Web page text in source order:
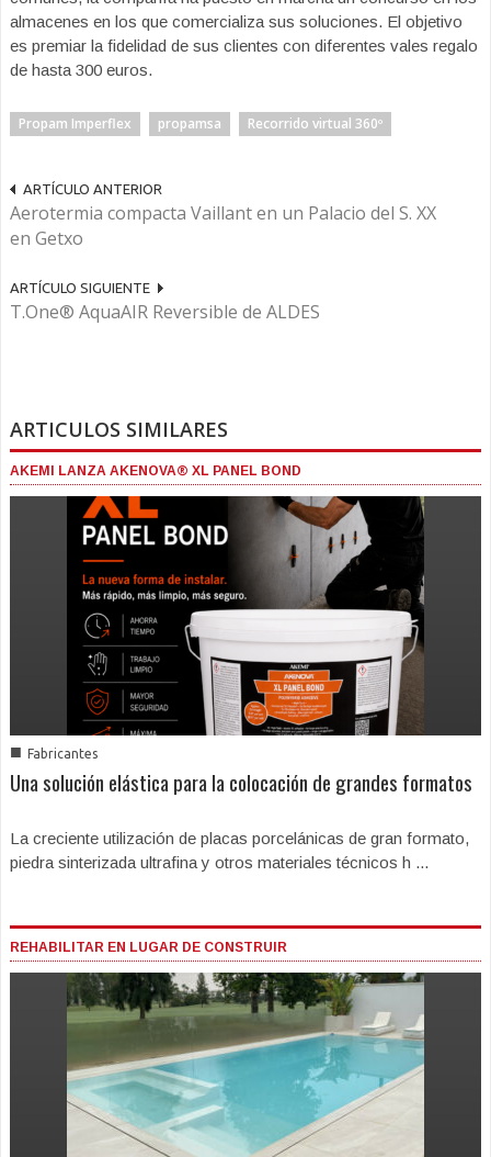
almacenes en los que comercializa sus soluciones. El objetivo
es premiar la fidelidad de sus clientes con diferentes vales regalo
de hasta 300 euros.
Propam Imperflex propamsa Recorrido virtual 360º
ARTÍCULO ANTERIOR
Aerotermia compacta Vaillant en un Palacio del S. XX
en Getxo
ARTÍCULO SIGUIENTE
T.One® AquaAIR Reversible de ALDES
ARTICULOS SIMILARES
AKEMI LANZA AKENOVA® XL PANEL BOND
■ Fabricantes
Una solución elástica para la colocación de grandes formatos
La creciente utilización de placas porcelánicas de gran formato,
piedra sinterizada ultrafina y otros materiales técnicos h ...
REHABILITAR EN LUGAR DE CONSTRUIR